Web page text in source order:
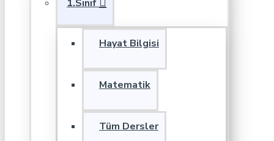
1.Sınıf
Hayat Bilgisi
Matematik
Tüm Dersler